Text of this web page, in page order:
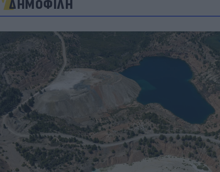
ΔΗΜΟΦΙΛΗ